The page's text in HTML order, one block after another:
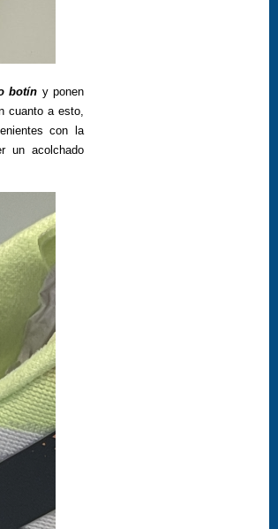
botín y ponen
cuanto a esto,
con la
un acolchado